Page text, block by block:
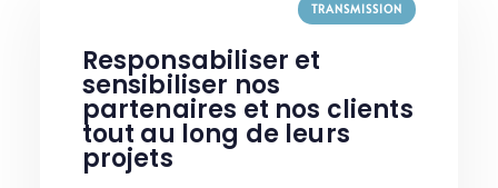
TRANSMISSION
Responsabiliser et
sensibiliser nos
partenaires et nos clients
tout au long de leurs
projets